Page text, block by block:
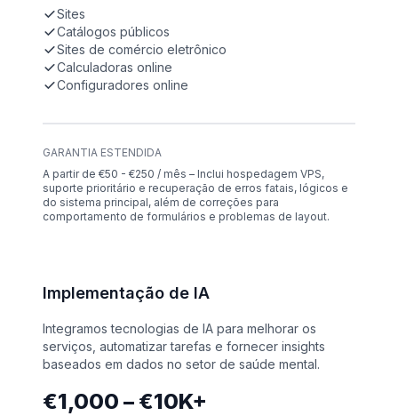
Sites
Catálogos públicos
Sites de comércio eletrônico
Calculadoras online
Configuradores online
GARANTIA ESTENDIDA
A partir de €50 - €250 / mês – Inclui hospedagem VPS,
suporte prioritário e recuperação de erros fatais, lógicos e
do sistema principal, além de correções para
comportamento de formulários e problemas de layout.
Implementação de IA
Integramos tecnologias de IA para melhorar os
serviços, automatizar tarefas e fornecer insights
baseados em dados no setor de saúde mental.
€1,000 – €10K+